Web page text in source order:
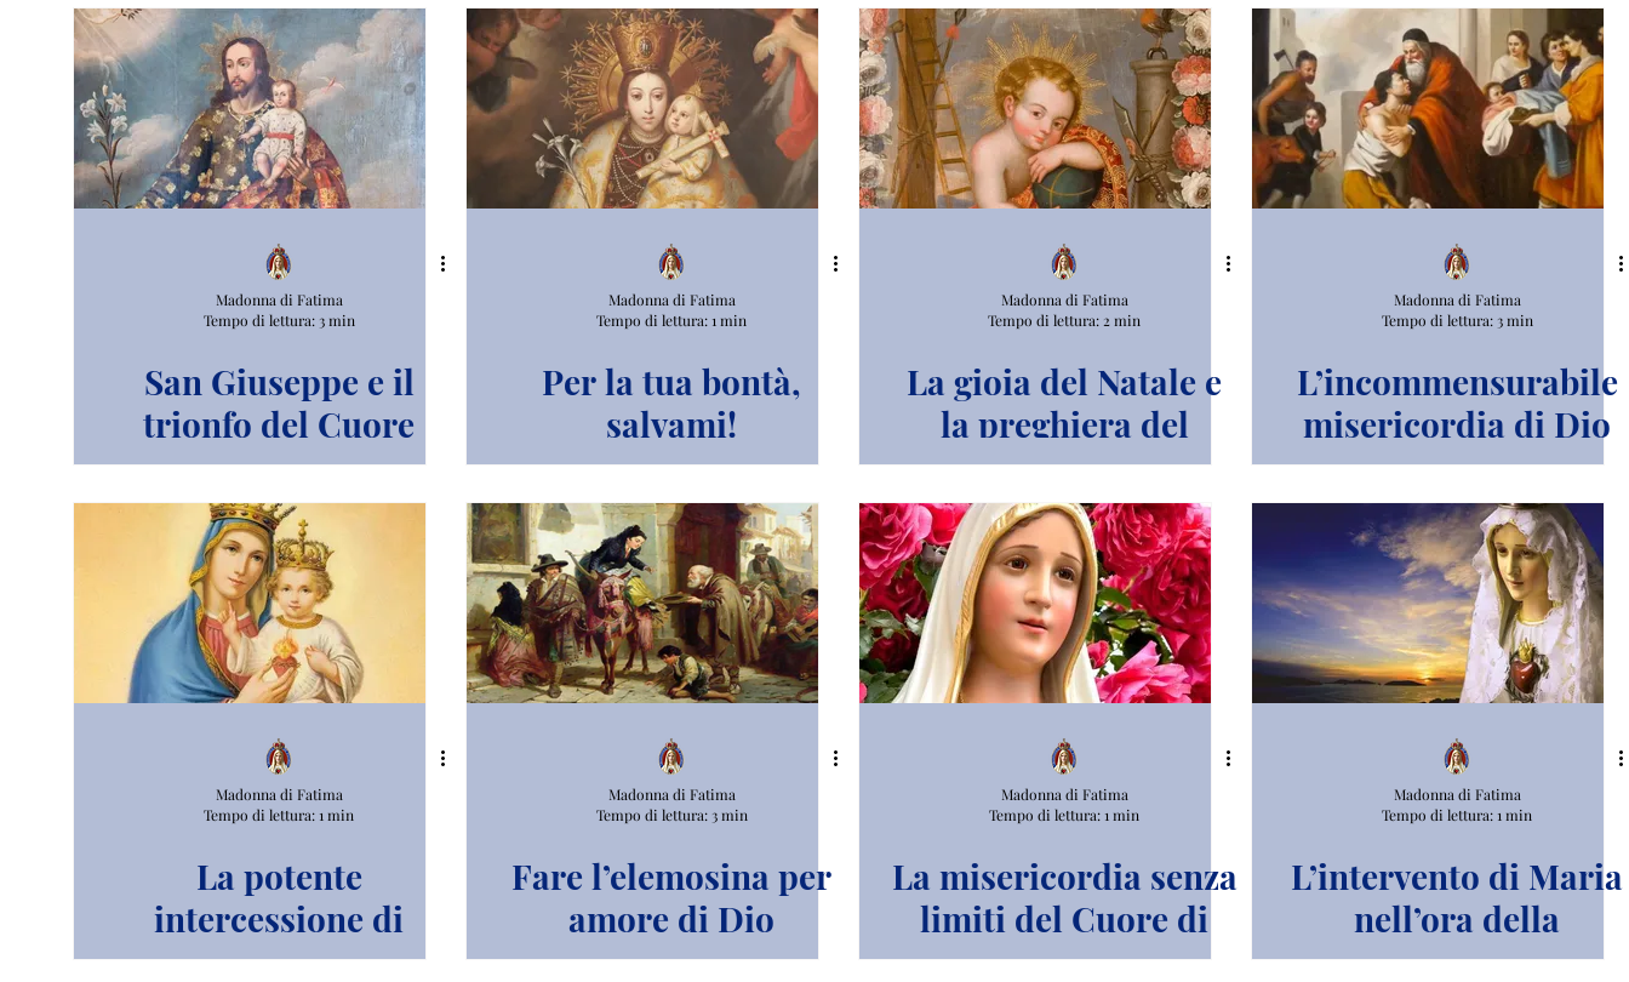
Madonna di Fatima
Tempo di lettura: 3 min
San Giuseppe e il
trionfo del Cuore
Immacolato di Maria.
Madonna di Fatima
Tempo di lettura: 1 min
Per la tua bontà,
salvami!
Madonna di Fatima
Tempo di lettura: 2 min
La gioia del Natale e
la preghiera del
Rosario.
Madonna di Fatima
Tempo di lettura: 3 min
L’incommensurabile
misericordia di Dio
Madonna di Fatima
Tempo di lettura: 1 min
La potente
intercessione di
Maria.
Madonna di Fatima
Tempo di lettura: 3 min
Fare l’elemosina per
amore di Dio
Madonna di Fatima
Tempo di lettura: 1 min
La misericordia senza
limiti del Cuore di
Maria.
Madonna di Fatima
Tempo di lettura: 1 min
L’intervento di Maria
nell’ora della
tempesta